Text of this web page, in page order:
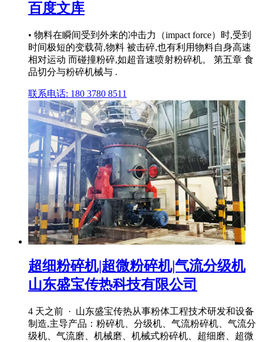
百度文库
• 物料在瞬间受到外来的冲击力（impact force）时,受到
时间极短的变载荷,物料 被击碎,也有利用物料自身高速
相对运动 而碰撞粉碎,如超音速喷射粉碎机。 第五章 食
品切分与粉碎机械与 .
联系电话: 180 3780 8511
超细粉碎机|超微粉碎机|气流分级机
山东盛宝传热科技有限公司
4 天之前 · 山东盛宝传热从事粉体工程技术研发和设备
制造,主导产品：粉碎机、分级机、气流粉碎机、气流分
级机、气流磨、机械磨、机械式粉碎机、超细磨、超微